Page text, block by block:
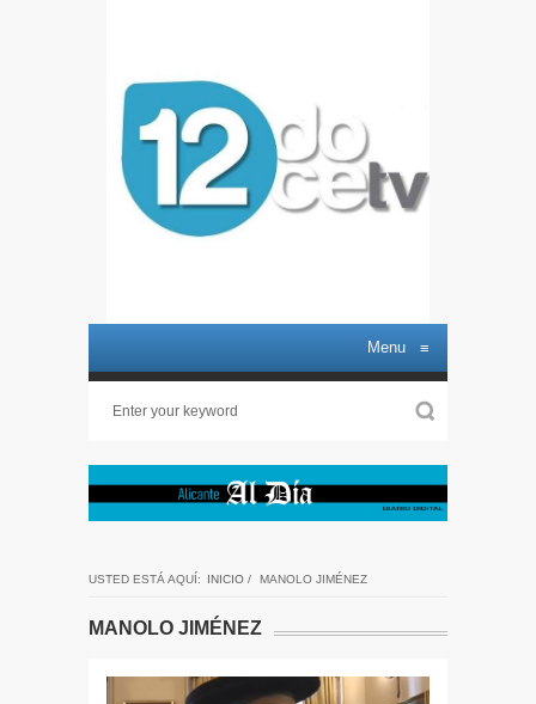
Menu ≡
USTED ESTÁ AQUÍ: INICIO / MANOLO JIMÉNEZ
MANOLO JIMÉNEZ